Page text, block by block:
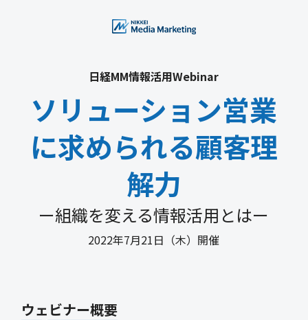
日経MM情報活用Webinar
ソリューション営業
に求められる顧客理
解力
ー組織を変える情報活用とはー
2022年7月21日（木）開催
ウェビナー概要